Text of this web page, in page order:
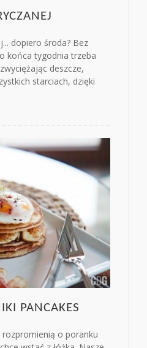
dopiero środa? Bez
końca tygodnia trzeba
deszcze,
starciach, dzięki
PANCAKES
rozpromienią o poranku